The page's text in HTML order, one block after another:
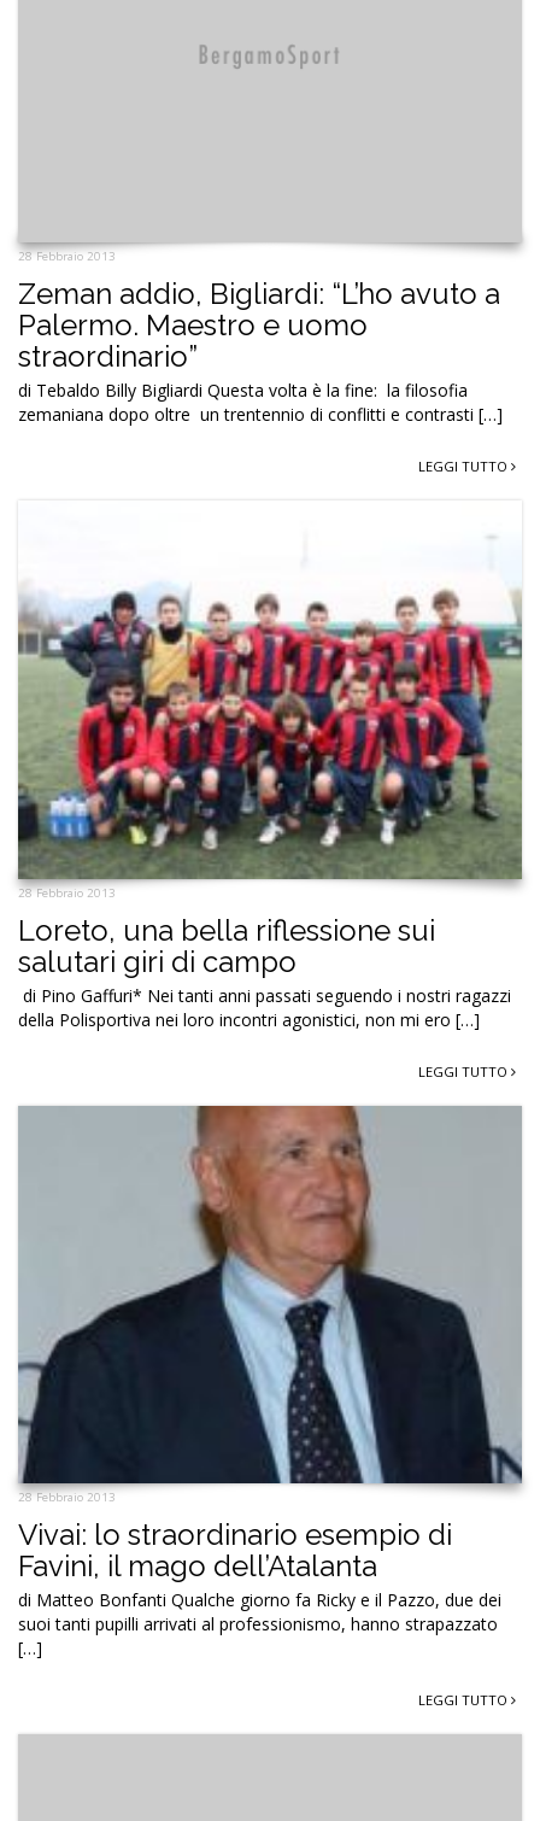
28 Febbraio 2013
Zeman addio, Bigliardi: “L’ho avuto a
Palermo. Maestro e uomo
straordinario”
di Tebaldo Billy Bigliardi Questa volta è la fine: la filosofia
zemaniana dopo oltre un trentennio di conflitti e contrasti […]
LEGGI TUTTO
28 Febbraio 2013
Loreto, una bella riflessione sui
salutari giri di campo
di Pino Gaffuri* Nei tanti anni passati seguendo i nostri ragazzi
della Polisportiva nei loro incontri agonistici, non mi ero […]
LEGGI TUTTO
28 Febbraio 2013
Vivai: lo straordinario esempio di
Favini, il mago dell’Atalanta
di Matteo Bonfanti Qualche giorno fa Ricky e il Pazzo, due dei
suoi tanti pupilli arrivati al professionismo, hanno strapazzato
[…]
LEGGI TUTTO